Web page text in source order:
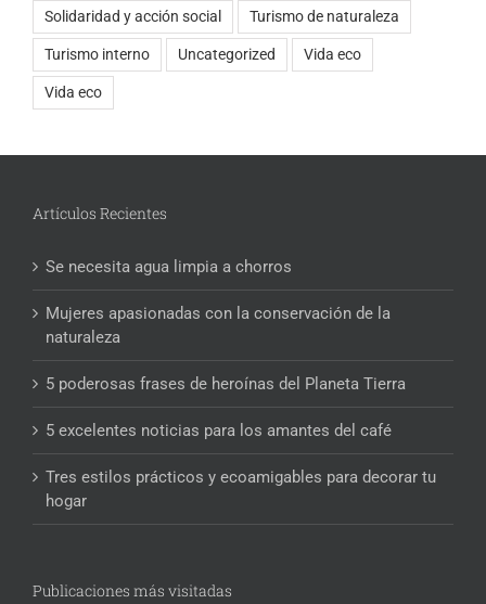
Solidaridad y acción social Turismo de naturaleza
Turismo interno Uncategorized Vida eco
Vida eco
Artículos Recientes
Se necesita agua limpia a chorros
Mujeres apasionadas con la conservación de la
naturaleza
5 poderosas frases de heroínas del Planeta Tierra
5 excelentes noticias para los amantes del café
Tres estilos prácticos y ecoamigables para decorar tu
hogar
Publicaciones más visitadas